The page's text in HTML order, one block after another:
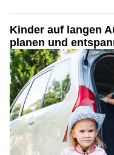
Kinder auf langen
planen und